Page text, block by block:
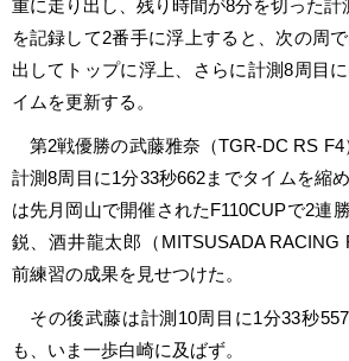
重に走り出し、残り時間が8分を切った計
を記録して2番手に浮上すると、次の周
出してトップに浮上、さらに計測8周目
イムを更新する。
第2戦優勝の武藤雅奈（TGR-DC RS F4
計測8周目に1分33秒662までタイムを縮
は先月岡山で開催されたF110CUPで2連
鋭、酒井龍太郎（MITSUSADA
前練習の成果を見せつけた。
その後武藤は計測10周目に1分33秒
も、いま一歩白崎に及ばず。